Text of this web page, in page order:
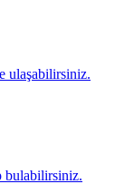
ulaşabilirsiniz.
bulabilirsiniz.